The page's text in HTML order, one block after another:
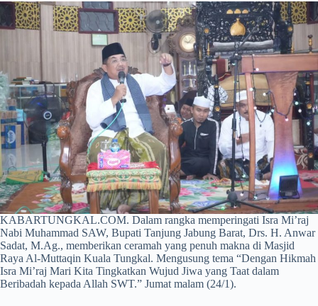
KABARTUNGKAL.COM. Dalam rangka memperingati Isra Mi’raj
Nabi Muhammad SAW, Bupati Tanjung Jabung Barat, Drs. H. Anwar
Sadat, M.Ag., memberikan ceramah yang penuh makna di Masjid
Raya Al-Muttaqin Kuala Tungkal. Mengusung tema “Dengan Hikmah
Isra Mi’raj Mari Kita Tingkatkan Wujud Jiwa yang Taat dalam
Beribadah kepada Allah SWT.” Jumat malam (24/1).